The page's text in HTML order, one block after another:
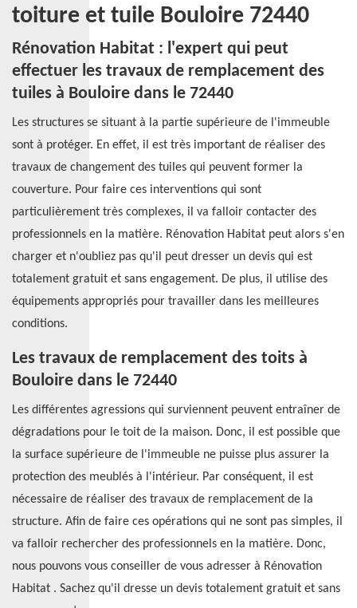
toiture et tuile Bouloire 72440
Rénovation Habitat : l'expert qui peut
effectuer les travaux de remplacement des
tuiles à Bouloire dans le 72440
Les structures se situant à la partie supérieure de l'immeuble
sont à protéger. En effet, il est très important de réaliser des
travaux de changement des tuiles qui peuvent former la
couverture. Pour faire ces interventions qui sont
particulièrement très complexes, il va falloir contacter des
professionnels en la matière. Rénovation Habitat peut alors s'en
charger et n'oubliez pas qu'il peut dresser un devis qui est
totalement gratuit et sans engagement. De plus, il utilise des
équipements appropriés pour travailler dans les meilleures
conditions.
Les travaux de remplacement des toits à
Bouloire dans le 72440
Les différentes agressions qui surviennent peuvent entraîner de
dégradations pour le toit de la maison. Donc, il est possible que
la surface supérieure de l'immeuble ne puisse plus assurer la
protection des meublés à l'intérieur. Par conséquent, il est
nécessaire de réaliser des travaux de remplacement de la
structure. Afin de faire ces opérations qui ne sont pas simples, il
va falloir rechercher des professionnels en la matière. Donc,
nous pouvons vous conseiller de vous adresser à Rénovation
Habitat . Sachez qu'il dresse un devis totalement gratuit et sans